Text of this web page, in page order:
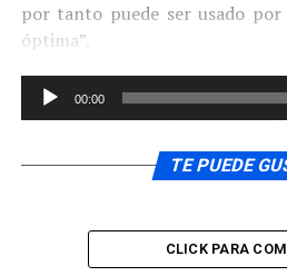
por tanto puede ser usado
óptima”.
Reproductor
00:00
algunos funcionarios del
recorrió todo el recinto,
acreditación.
CONTINÚE
TE PUEDE
CLICK PARA